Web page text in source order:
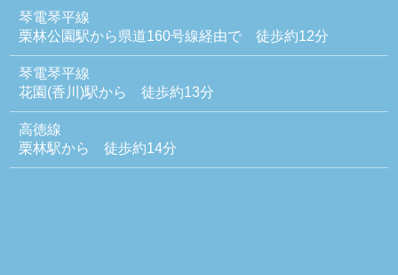
琴電琴平線
栗林公園駅から県道160号線経由で 徒歩約12分
琴電琴平線
花園(香川)駅から 徒歩約13分
高徳線
栗林駅から 徒歩約14分